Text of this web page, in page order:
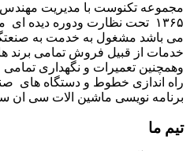
مجموعه تکنوست با مدیریت
۱۳۶۵ تحت نظارت ودوره دیده
می باشد مشغول به خدمت به
خدمات از قبیل فروش تمامی برند
وهمچنین تعمیرات و نگهداری
راه اندازی خطوط و دستگاه های
برنامه نویسی ماشین الات سی ان
تیم ما